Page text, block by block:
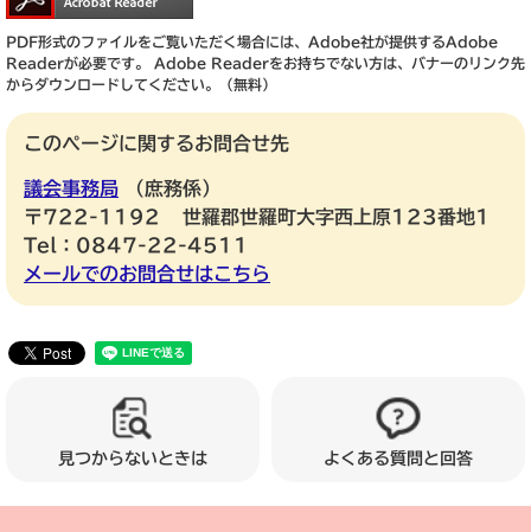
PDF形式のファイルをご覧いただく場合には、Adobe社が提供するAdobe
Readerが必要です。
Adobe Readerをお持ちでない方は、バナーのリンク先
からダウンロードしてください。（無料）
このページに関するお問合せ先
議会事務局
庶務係
〒722-1192
世羅郡世羅町大字西上原123番地1
Tel：0847-22-4511
メールでのお問合せはこちら
見つからないときは よくある質問と回答